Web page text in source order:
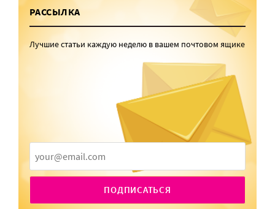
РАССЫЛКА
Лучшие статьи каждую неделю в вашем почтовом ящике
ПОДПИСАТЬСЯ